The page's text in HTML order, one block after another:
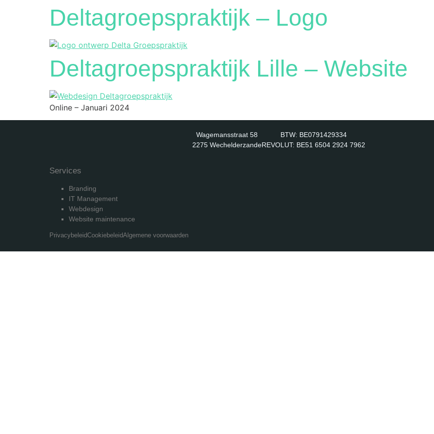
Deltagroepspraktijk – Logo
Deltagroepspraktijk Lille – Website
Online – Januari 2024
Wagemansstraat 58
2275 Wechelderzande
BTW: BE0791429334
​REVOLUT: BE51 6504 2924 7962
Services
Branding
IT Management
Webdesign
Website maintenance
PrivacybeleidCookiebeleidAlgemene voorwaarden